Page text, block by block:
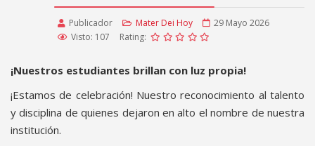
Publicador Mater Dei Hoy
29 Mayo 2026
Visto: 107
Rating:
¡Nuestros estudiantes brillan con luz propia!
¡Estamos de celebración! Nuestro reconocimiento al talento
y disciplina de quienes dejaron en alto el nombre de nuestra
institución.